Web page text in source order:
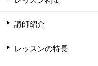
講師紹介
レッスンの特長